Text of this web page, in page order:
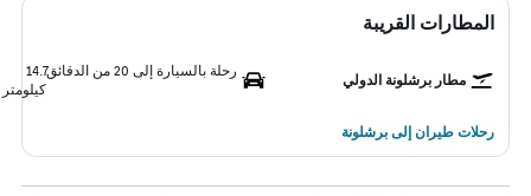
المطارات القريبة
مطار برشلونة الدولي
رحلة بالسيارة إلى 20 من الدقائق
14.7
كيلومتر
رحلات طيران إلى برشلونة